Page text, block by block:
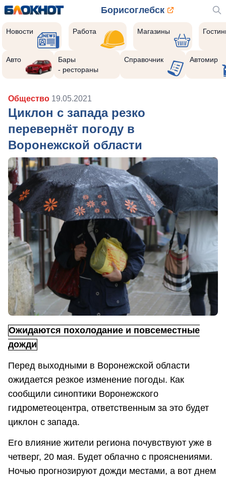
Борисоглебск
Новости Работа Магазины
Авто
Бары
- рестораны
Справочник Автомир
Общество 19.05.2021
Циклон с запада резко
перевернёт погоду в
Воронежской области
Ожидаются похолодание и повсеместные
дожди
Перед выходными в Воронежской области
ожидается резкое изменение погоды. Как
сообщили синоптики Воронежского
гидрометеоцентра, ответственным за это будет
циклон с запада.
Его влияние жители региона почувствуют уже в
четверг, 20 мая. Будет облачно с прояснениями.
Ночью прогнозируют дожди местами, а вот днем